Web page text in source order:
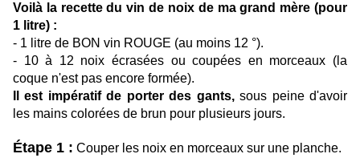
Voilà la recette du vin de noix de ma grand mère (pour
1 litre) :
- 1 litre de BON vin ROUGE (au moins 12 °).
- 10 à 12 noix écrasées ou coupées en morceaux (la
coque n'est pas encore formée).
Il est impératif de porter des gants,sous peine d'avoir
les mains colorées de brun pour plusieurs jours.
Étape 1 : Couper les noix en morceaux sur une planche.